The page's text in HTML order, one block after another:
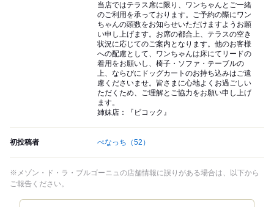
当店ではテラス席に限り、ワンちゃんとご一緒
のご利用を承っております。ご予約の際にワン
ちゃんの頭数をお知らせいただけますようお願
い申し上げます。お席の都合上、テラスの空き
状況に応じてのご案内となります。他のお客様
への配慮として、ワンちゃんは床にてリードの
着用をお願いし、椅子・ソファ・テーブルの
上、ならびにドッグカートのお持ち込みはご遠
慮くださいませ。皆さまに心地よくお過ごしい
ただくため、ご理解とご協力をお願い申し上げ
ます。
姉妹店：『ビコック』
初投稿者 ぺなっち （52）
※メゾン・ド・ラ・ブルゴーニュの店舗情報に誤りがある場合は、以下から
ご報告ください。